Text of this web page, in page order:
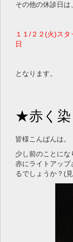
その他の休診日は、
１１/２２(火)ス
日
となります。
★赤く
皆様こんばんは。
少し前のことに
赤にライトアップ
るでしょうか？(